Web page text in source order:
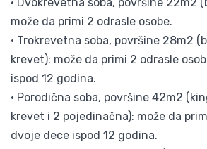
može da primi 2 odrasle osobe.
• Trokrevetna soba, površine 28m2
krevet): može da primi 2 odrasle
ispod 12 godina.
• Porodična soba, površine 42m2
krevet i 2 pojedinačna): može da
dvoje dece ispod 12 godina.